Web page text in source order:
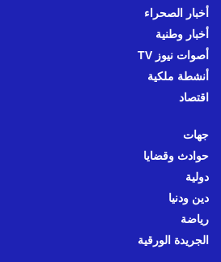
أخبار الصحراء
أخبار وطنية
أصوات نيوز TV
أنشطة ملكية
اقتصاد
جهات
حوادث وقضايا
دولية
دين ودنيا
رياضة
الجريدة الورقية